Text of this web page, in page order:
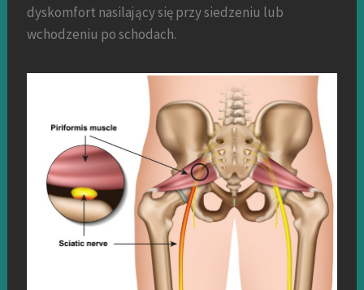
dyskomfort nasilający się przy siedzeniu lub
wchodzeniu po schodach.